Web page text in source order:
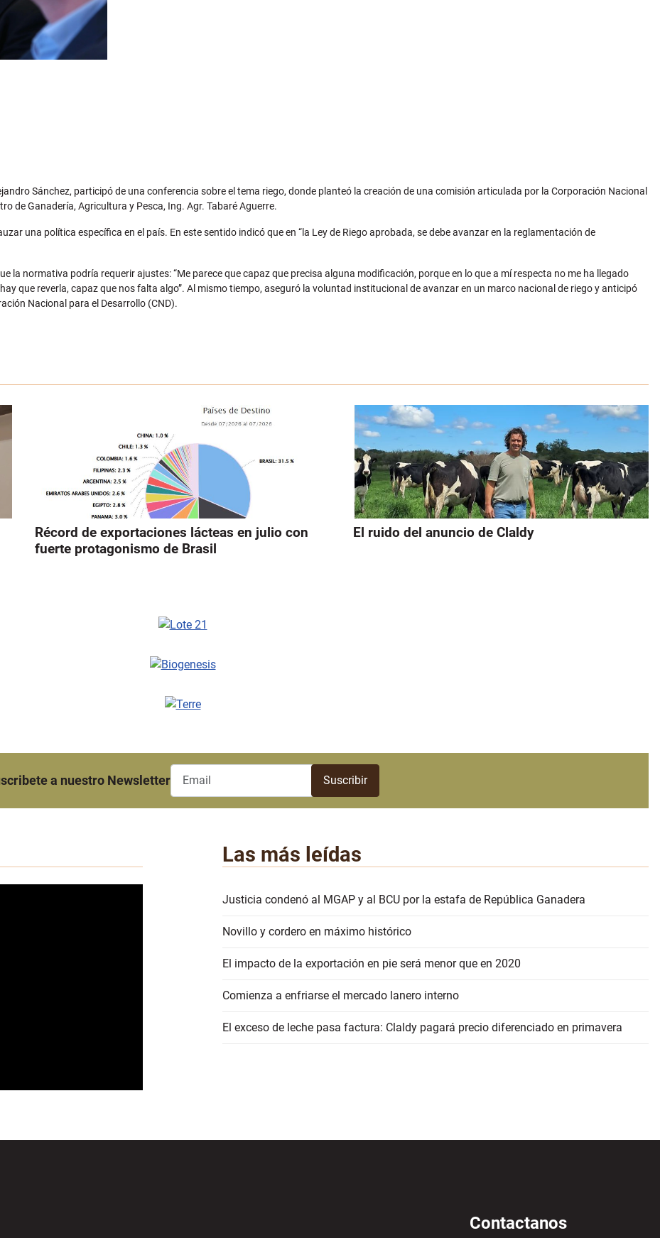
Sánchez, participó de una conferencia sobre el tema riego, donde planteó la creación de una comisión articulada por la Corporación Nacional
de Ganadería, Agricultura y Pesca, Ing. Agr. Tabaré Aguerre.
una política específica en el país. En este sentido indicó que en “la Ley de Riego aprobada, se debe avanzar en la reglamentación de
la normativa podría requerir ajustes: “Me parece que capaz que precisa alguna modificación, porque en lo que a mí respecta no me ha llegado
que reverla, capaz que nos falta algo”. Al mismo tiempo, aseguró la voluntad institucional de avanzar en un marco nacional de riego y anticipó
Nacional para el Desarrollo (CND).
Récord de exportaciones lácteas en julio con
fuerte protagonismo de Brasil
El ruido del anuncio de Claldy
a nuestro Newsletter
Las más leídas
Justicia condenó al MGAP y al BCU por la estafa de República Ganadera
Novillo y cordero en máximo histórico
El impacto de la exportación en pie será menor que en 2020
Comienza a enfriarse el mercado lanero interno
El exceso de leche pasa factura: Claldy pagará precio diferenciado en primavera
Contactanos